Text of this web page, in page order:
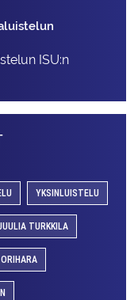
ISU:n
YKSINLUISTELU
TURKKILA